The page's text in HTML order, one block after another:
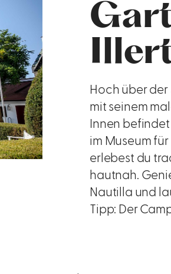
Hoch über
mit seinem
Innen
im Museum
erlebest du
hautnah.
Nautilla und
Tipp: Der